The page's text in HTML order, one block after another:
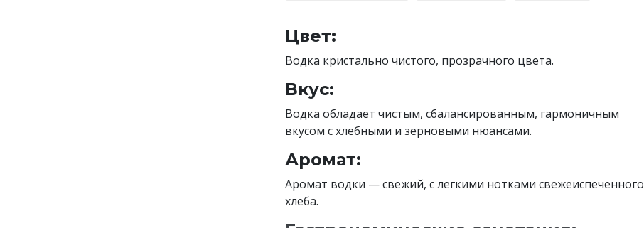
Цвет:
Водка кристально чистого, прозрачного цвета.
Вкус:
Водка обладает чистым, сбалансированным, гармоничным
вкусом с хлебными и зерновыми нюансами.
Аромат:
Аромат водки — свежий, с легкими нотками свежеиспеченного
хлеба.